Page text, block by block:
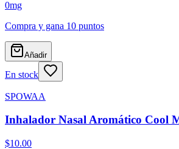
0mg
Compra y gana 10 puntos
Añadir
En stock
SPOWAA
Inhalador Nasal Aromático Cool
$10.00